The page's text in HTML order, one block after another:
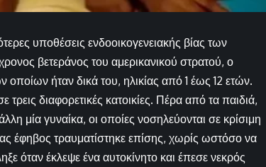
υποθέσεις ενδοοικογενειακής βίας των
βετεράνος του αμερικανικού στρατού, ο
ήταν δικά του, ηλικίας από 1 έως 12 ετών.
διαφορετικές κατοικίες. Πέρα από τα παιδιά,
μία γυναίκα, οι οποίες νοσηλεύονται σε κρίσιμη
έφηβος τραυματίστηκε επίσης, χωρίς ωστόσο να
όταν έκλεψε ένα αυτοκίνητο και έπεσε νεκρός